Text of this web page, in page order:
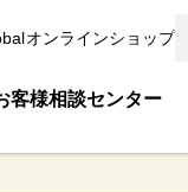
オンラインショップ
客様相談センター